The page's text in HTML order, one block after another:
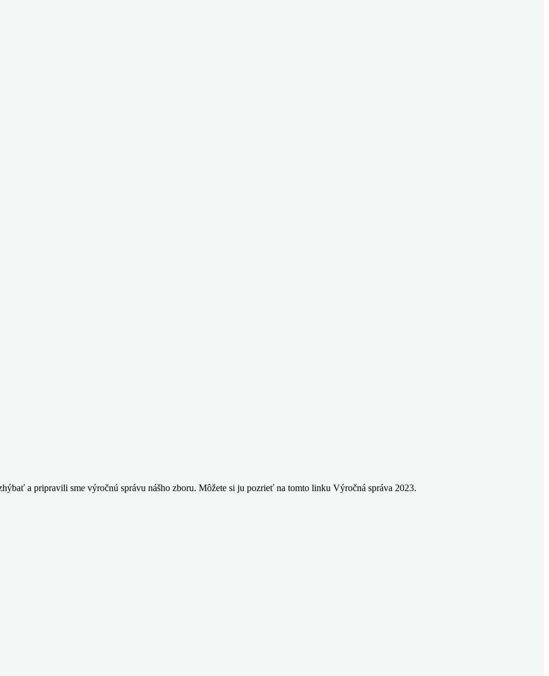
a pripravili sme výročnú správu nášho zboru. Môžete si ju pozrieť na tomto linku Výročná správa 2023.